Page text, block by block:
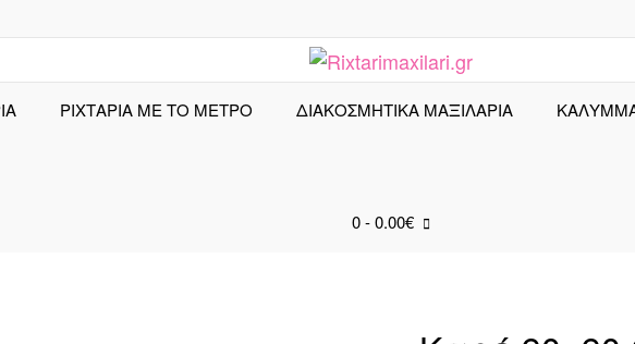
ΡΙΧΤΑΡΙΑ ΜΕ ΤΟ ΜΕΤΡΟ ΔΙΑΚΟΣΜΗΤΙΚΑ ΜΑΞΙΛΑΡΙΑ
0- 0.00€